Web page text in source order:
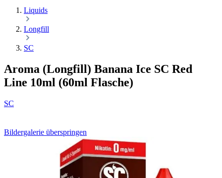
Liquids
Longfill
SC
Aroma (Longfill) Banana Ice SC Red
Line 10ml (60ml Flasche)
SC
Bildergalerie überspringen